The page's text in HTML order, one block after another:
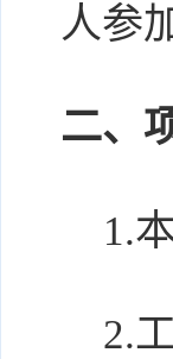
人参
二、
1.本
2.工